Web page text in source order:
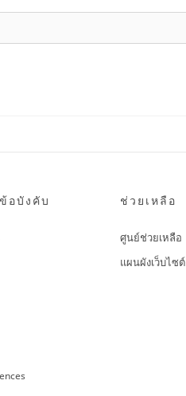
อบังคับ ช่วยเหลือ
ศูนย์ช่วยเหลือ
แผนผังเว็บไซต์